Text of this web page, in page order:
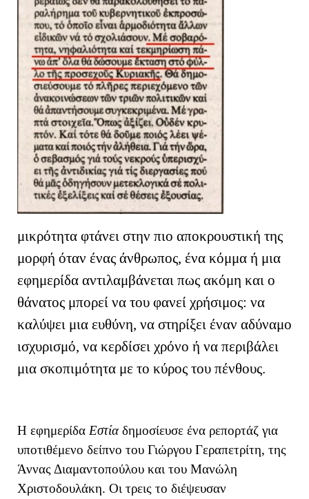
μικρότητα φτάνει στην πιο αποκρουστική της
μορφή όταν ένας άνθρωπος, ένα κόμμα ή μια
εφημερίδα αντιλαμβάνεται πως ακόμη και ο
θάνατος μπορεί να του φανεί χρήσιμος: να
καλύψει μια ευθύνη, να στηρίξει έναν αδύναμο
ισχυρισμό, να κερδίσει χρόνο ή να περιβάλει
μια σκοπιμότητα με το κύρος του πένθους.
Η εφημερίδα Εστίαδημοσίευσε ένα ρεπορτάζ για
υποτιθέμενο δείπνο του Γιώργου Γεραπετρίτη, της
Άννας Διαμαντοπούλου και του Μανώλη
Χριστοδουλάκη. Οι τρεις το διέψευσαν